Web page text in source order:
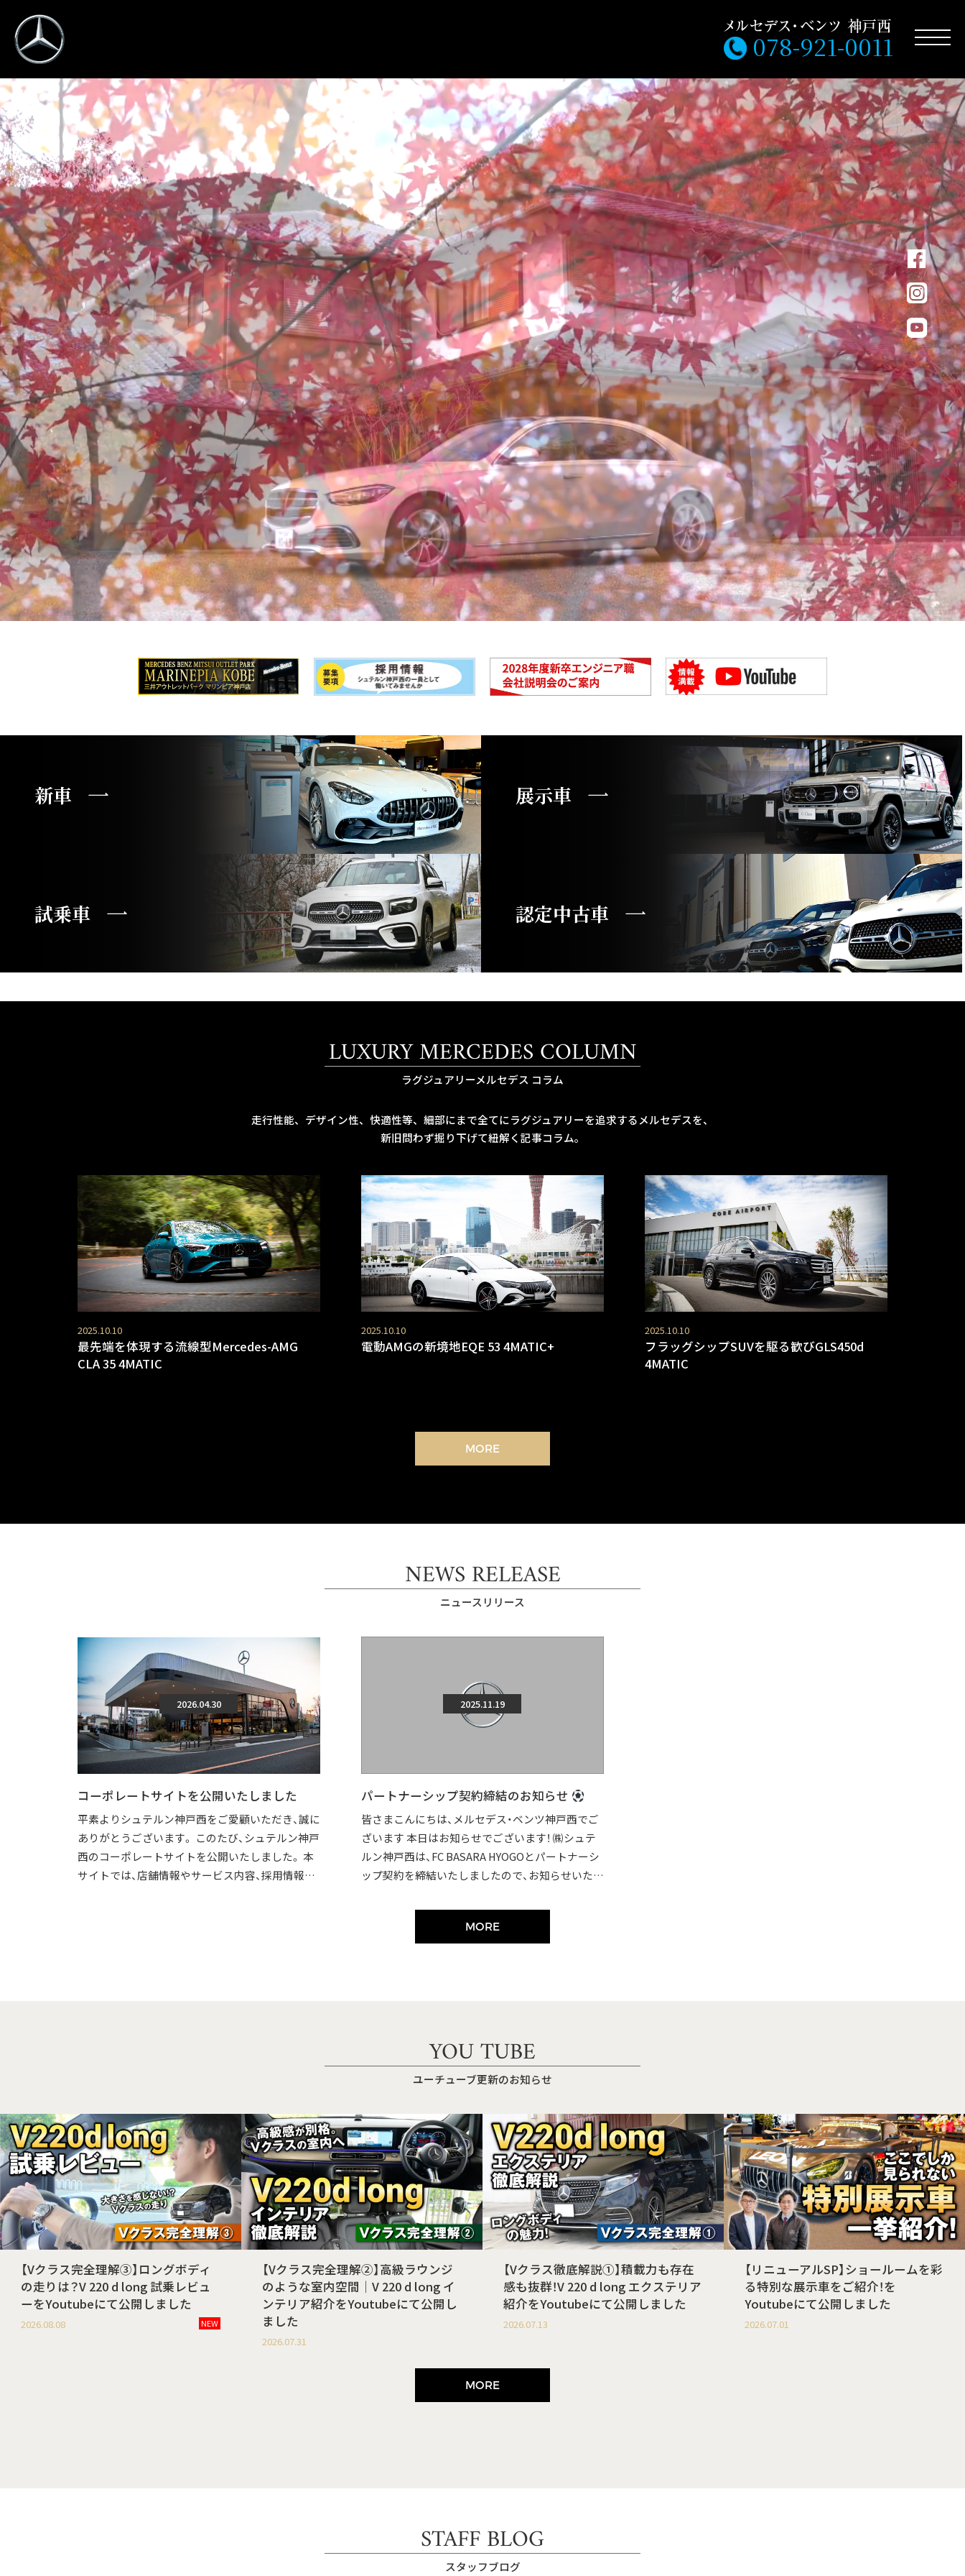
078-921-0011
新車 展示車
試乗車 認定中古車
LUXURY MERCEDES COLUMN
ラグジュアリーメルセデス コラム
走行性能、デザイン性、快適性等、細部にまで全てにラグジュアリーを追求するメルセデスを、
新旧問わず掘り下げて紐解く記事コラム。
2025.10.10
最先端を体現する流線型Mercedes-AMG
CLA 35 4MATIC
2025.10.10
電動AMGの新境地EQE 53 4MATIC+
2025.10.10
フラッグシップSUVを駆る歓びGLS450d
4MATIC
MORE
NEWS RELEASE
ニュースリリース
2026.04.30
コーポレートサイトを公開いたしました
平素よりシュテルン神戸西をご愛顧いただき、誠に
ありがとうございます。 このたび、シュテルン神戸
西のコーポレートサイトを公開いたしました。 本
サイトでは、店舗情報やサービス内容、採用情報な
2025.11.19
パートナーシップ契約締結のお知らせ
皆さまこんにちは、メルセデス・ベンツ神戸西でご
ざいます 本日はお知らせでございます！ ㈱シュテ
ルン神戸西は、FC BASARA HYOGOとパートナーシ
ップ契約を締結いたしましたので、お知らせいたし
MORE
YOU TUBE
ユーチューブ更新のお知らせ
【Vクラス完全理解③】ロングボディ
の走りは？V 220 d long 試乗レビュ
ーをYoutubeにて公開しました
2026.08.08 NEW
【Vクラス完全理解②】高級ラウンジ
のような室内空間｜V 220 d long イ
ンテリア紹介をYoutubeにて公開し
ました
2026.07.31
【Vクラス徹底解説①】積載力も存在
感も抜群！V 220 d long エクステリア
紹介をYoutubeにて公開しました
2026.07.13
【リニューアルSP】ショールームを彩
る特別な展示車をご紹介！を
Youtubeにて公開しました
2026.07.01
MORE
STAFF BLOG
スタッフブログ